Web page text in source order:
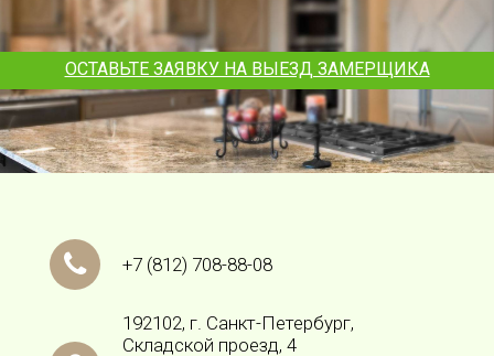
ОСТАВЬТЕ ЗАЯВКУ НА ВЫЕЗД ЗАМЕРЩИКА
+7 (812) 708-88-08
192102, г. Санкт-Петербург,
Складской проезд, 4